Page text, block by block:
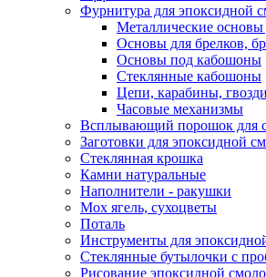
Фурнитура для эпоксидной
Металлические основы
Основы для брелков,
Основы под кабошоны
Стеклянные кабошоны
Цепи, карабины,
Часовые механизмы
Всплывающий порошок для
Заготовки для эпоксидной
Стеклянная крошка
Камни натуральные
Наполнители - ракушки
Мох ягель, сухоцветы
Поталь
Инструменты для
Стеклянные бутылочки с
Рисование эпоксидной